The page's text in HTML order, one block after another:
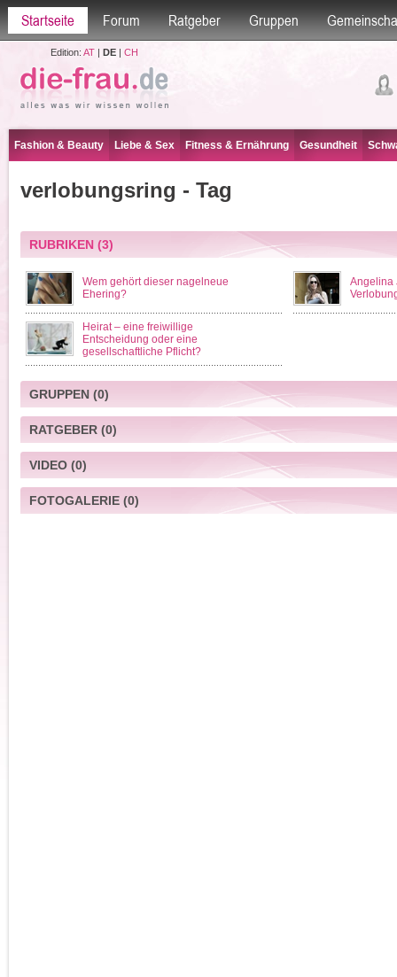
Startseite Forum Ratgeber Gruppen
Edition: AT| DE| CH
Fashion & Beauty Liebe & Sex Fitness & Ernährung Gesundheit
verlobungsring - Tag
RUBRIKEN(3)
Wem gehört dieser nagelneue
Ehering?
Angelina
Heirat – eine freiwillige
Entscheidung oder eine
gesellschaftliche Pflicht?
GRUPPEN(0)
RATGEBER(0)
VIDEO(0)
FOTOGALERIE(0)